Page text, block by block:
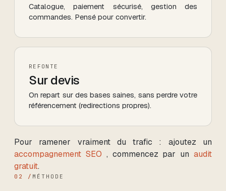
Catalogue, paiement sécurisé, gestion des
commandes. Pensé pour convertir.
REFONTE
Sur devis
On repart sur des bases saines, sans perdre votre
référencement (redirections propres).
Pour ramener vraiment du trafic : ajoutez un
accompagnement SEO , commencez par un audit
gratuit.
02 / MÉTHODE